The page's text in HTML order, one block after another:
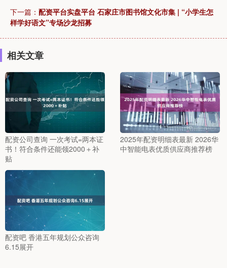
下一篇： 配资平台实盘平台 石家庄市图书馆文化市集 | “小学生怎
样学好语文”专场沙龙招募
相关文章
配资公司查询 一次考试=两本证
书！符合条件还能领2000＋补
贴
2025年配资明细表最新 2026华
中智能电表优质供应商推荐榜
配资吧 香港五年规划公众咨询
6.15展开